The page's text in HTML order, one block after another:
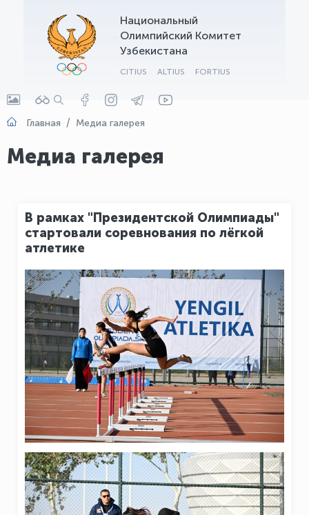
Национальный
Олимпийский Комитет
Узбекистана
CITIUS ALTIUS FORTIUS
Главная Медиа галерея
Медиа галерея
В рамках "Президентской Олимпиады"
стартовали соревнования по лёгкой
атлетике
OLYMPCHIK AI - yordamchi
Онлайн · olympic.uz